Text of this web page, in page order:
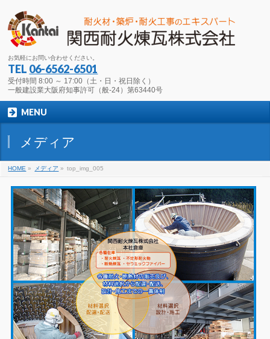
お気軽にお問い合わせください。
TEL 06-6562-6501
受付時間 8:00 ～ 17:00（土・日・祝日除く）
一般建設業大阪府知事許可（般-24）第63440号
MENU
メディア
HOME » メディア » top_img_005